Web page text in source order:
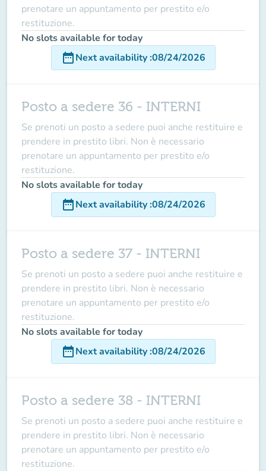
prenotare un appuntamento per prestito e/o
restituzione.
No slots available for today
date_rangeNext availability:08/24/2026
Posto a sedere 36 - INTERNI
Se prenoti un posto a sedere puoi anche restituire e
prendere in prestito libri. Non è necessario
prenotare un appuntamento per prestito e/o
restituzione.
No slots available for today
date_rangeNext availability:08/24/2026
Posto a sedere 37 - INTERNI
Se prenoti un posto a sedere puoi anche restituire e
prendere in prestito libri. Non è necessario
prenotare un appuntamento per prestito e/o
restituzione.
No slots available for today
date_rangeNext availability:08/24/2026
Posto a sedere 38 - INTERNI
Se prenoti un posto a sedere puoi anche restituire e
prendere in prestito libri. Non è necessario
prenotare un appuntamento per prestito e/o
restituzione.